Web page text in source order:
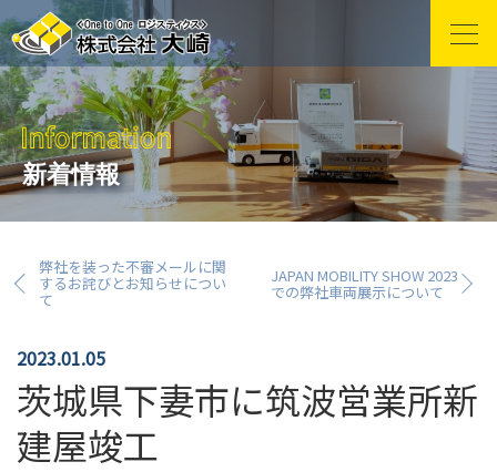
新着情報
弊社を装った不審メールに関
するお詫びとお知らせについ
て
JAPAN MOBILITY SHOW 2023
での弊社車両展示について
2023.01.05
茨城県下妻市に筑波営業所新
建屋竣工